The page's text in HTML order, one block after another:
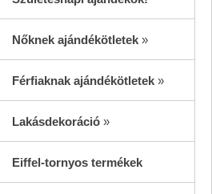
Nőknek ajándékötletek »
Férfiaknak ajándékötletek »
Lakásdekoráció »
Eiffel-tornyos termékek